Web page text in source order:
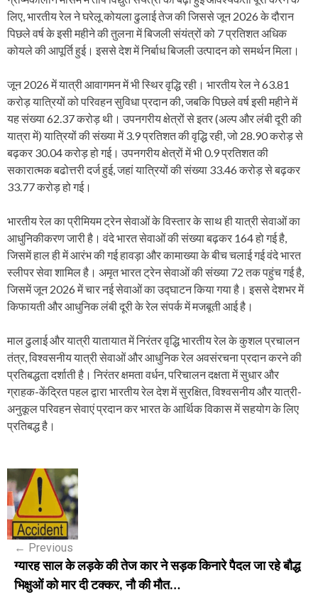
लिए, भारतीय रेल ने घरेलू कोयला ढुलाई तेज की जिससे जून 2026 के दौरान
पिछले वर्ष के इसी महीने की तुलना में बिजली संयंत्रों को 7 प्रतिशत अधिक
कोयले की आपूर्ति हुई। इससे देश में निर्बाध बिजली उत्पादन को समर्थन मिला।
जून 2026 में यात्री आवागमन में भी स्थिर वृद्धि रही। भारतीय रेल ने 63.81
करोड़ यात्रियों को परिवहन सुविधा प्रदान की, जबकि पिछले वर्ष इसी महीने में
यह संख्या 62.37 करोड़ थी। उपनगरीय क्षेत्रों से इतर (अल्प और लंबी दूरी की
यात्रा में) यात्रियों की संख्या में 3.9 प्रतिशत की वृद्धि रही, जो 28.90 करोड़ से
बढ़कर 30.04 करोड़ हो गई। उपनगरीय क्षेत्रों में भी 0.9 प्रतिशत की
सकारात्मक बढोत्तरी दर्ज हुई, जहां यात्रियों की संख्या 33.46 करोड़ से बढ़कर
33.77 करोड़ हो गई।
भारतीय रेल का प्रीमियम ट्रेन सेवाओं के विस्तार के साथ ही यात्री सेवाओं का
आधुनिकीकरण जारी है। वंदे भारत सेवाओं की संख्या बढ़कर 164 हो गई है,
जिसमें हाल ही में आरंभ की गई हावड़ा और कामाख्या के बीच चलाई गई वंदे भारत
स्लीपर सेवा शामिल है। अमृत भारत ट्रेन सेवाओं की संख्या 72 तक पहुंच गई है,
जिसमें जून 2026 में चार नई सेवाओं का उद्घाटन किया गया है। इससे देशभर में
किफायती और आधुनिक लंबी दूरी के रेल संपर्क में मजबूती आई है।
माल ढुलाई और यात्री यातायात में निरंतर वृद्धि भारतीय रेल के कुशल प्रचालन
तंत्र, विश्वसनीय यात्री सेवाओं और आधुनिक रेल अवसंरचना प्रदान करने की
प्रतिबद्धता दर्शाती है। निरंतर क्षमता वर्धन, परिचालन दक्षता में सुधार और
ग्राहक-केंद्रित पहल द्वारा भारतीय रेल देश में सुरक्षित, विश्वसनीय और यात्री-
अनुकूल परिवहन सेवाएं प्रदान कर भारत के आर्थिक विकास में सहयोग के लिए
प्रतिबद्ध है।
P
o
s
n
← Previous
ग्यारह साल के लड़के की तेज कार ने सड़क किनारे पैदल जा रहे बौद्ध
भिक्षुओं को मार दी टक्कर, नौ की मौत…